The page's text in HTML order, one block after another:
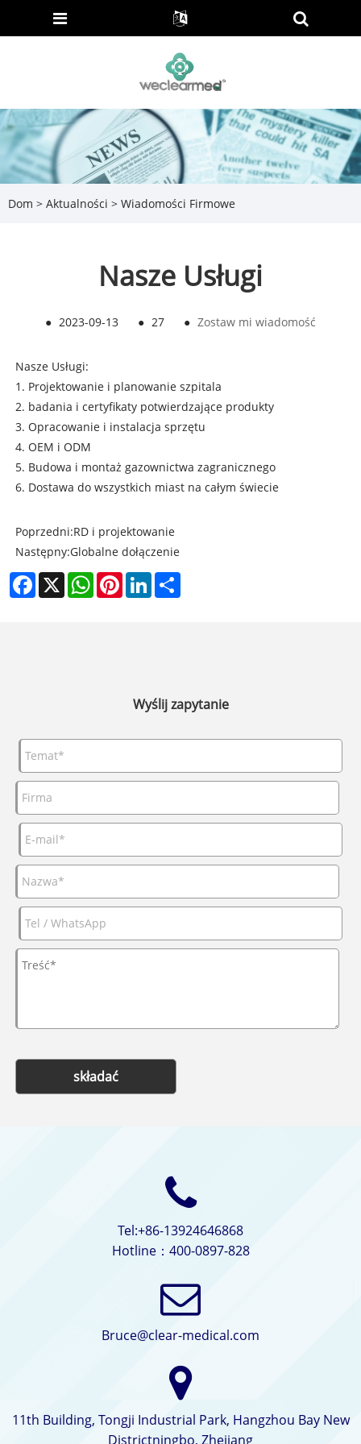
Dom > Aktualności > Wiadomości Firmowe
Nasze Usługi
● 2023-09-13 ● 27 ● Zostaw mi wiadomość
Nasze Usługi:
1. Projektowanie i planowanie szpitala
2. badania i certyfikaty potwierdzające produkty
3. Opracowanie i instalacja sprzętu
4. OEM i ODM
5. Budowa i montaż gazownictwa zagranicznego
6. Dostawa do wszystkich miast na całym świecie
Poprzedni:RD i projektowanie
Następny:Globalne dołączenie
Facebook
X WhatsAppPinterestLinkedIn
Wyślij zapytanie
składać
Tel:+86-13924646868
Hotline：400-0897-828
Bruce@clear-medical.com
11th Building, Tongji Industrial Park, Hangzhou Bay New
Districtningbo, Zhejiang